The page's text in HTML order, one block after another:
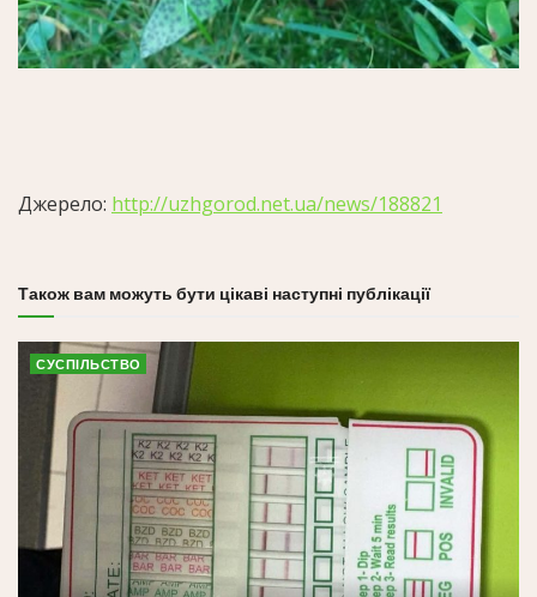
Джерело: http://uzhgorod.net.ua/news/188821
Також вам можуть бути цікаві наступні публікації
СУСПІЛЬСТВО